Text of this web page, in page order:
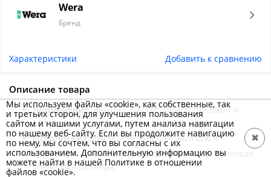
Wera
Бренд
Характеристики Добавить к сравнению
Описание товара
Применение:винты с шестигранной головкой и
гайки
Исполнение:двусторонний рожковый ключ
Идентификатор инструментов Take it easy: цветовая
кодировка размера
Мы используем файлы «cookie», как собственные, так
и третьих сторон, для улучшения пользования
сайтом и нашими услугами, путем анализа навигации
по нашему веб-сайту. Если вы продолжите навигацию
по нему, мы сочтем, что вы согласны с их
использованием. Дополнительную информацию вы
можете найти в нашей Политике в отношении
файлов «cookie».
✖